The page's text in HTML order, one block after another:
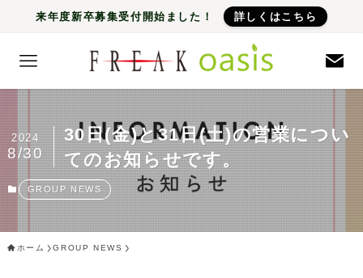
来年度新卒募集受付開始ました！ 詳しくはこちら
30日(金)と31日(土)の営業につい
てのお知らせです。
2024
8/30
GROUP NEWS
ホーム GROUP NEWS